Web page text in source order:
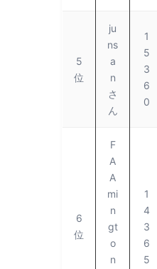
5
位
ju
ns
a
n
さ
ん
1
5
3
6
0
6
位
F
A
A
mi
n
gt
o
n
1
4
3
6
5